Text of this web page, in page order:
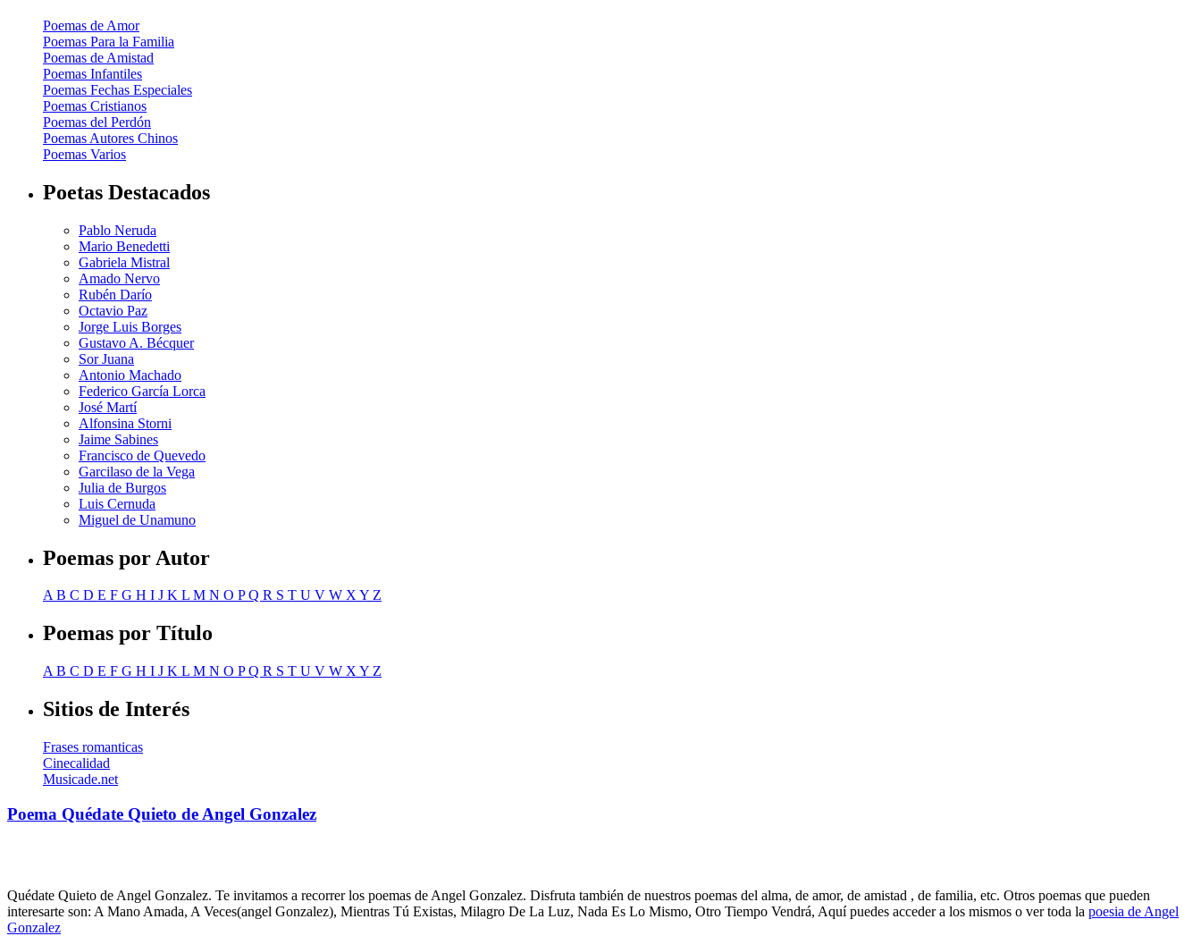
Poemas de Amor
Poemas Para la Familia
Poemas de Amistad
Poemas Infantiles
Poemas Fechas Especiales
Poemas Cristianos
Poemas del Perdón
Poemas Autores Chinos
Poemas Varios
Poetas Destacados
Pablo Neruda
Mario Benedetti
Gabriela Mistral
Amado Nervo
Rubén Darío
Octavio Paz
Jorge Luis Borges
Gustavo A. Bécquer
Sor Juana
Antonio Machado
Federico García Lorca
José Martí
Alfonsina Storni
Jaime Sabines
Francisco de Quevedo
Garcilaso de la Vega
Julia de Burgos
Luis Cernuda
Miguel de Unamuno
Poemas por Autor
AB C D E F G H I J K L M N O PQ R S T U V W XY Z
Poemas por Título
A B C D E F G H I J K L M N O PQ R S T U V W X Y Z
Sitios de Interés
Frases romanticas
Cinecalidad
Musicade.net
Poema Quédate Quieto de Angel Gonzalez
Quédate Quieto de Angel Gonzalez. Te invitamos a recorrer los poemas de Angel Gonzalez. Disfruta también de nuestros poemas del alma, de amor, de amistad , de familia, etc. Otros poemas que pueden
interesarte son: A Mano Amada, A Veces(angel Gonzalez), Mientras Tú Existas, Milagro De La Luz, Nada Es Lo Mismo, Otro Tiempo Vendrá, Aquí puedes acceder a los mismos o ver toda la poesia de Angel
Gonzalez